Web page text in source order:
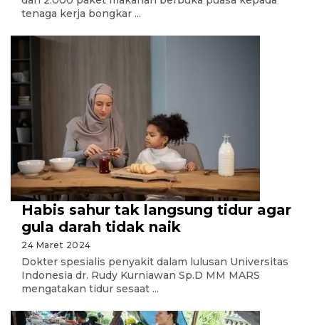
tenaga kerja bongkar ...
Habis sahur tak langsung tidur agar
gula darah tidak naik
24 Maret 2024
Dokter spesialis penyakit dalam lulusan Universitas
Indonesia dr. Rudy Kurniawan Sp.D MM MARS
mengatakan tidur sesaat ...